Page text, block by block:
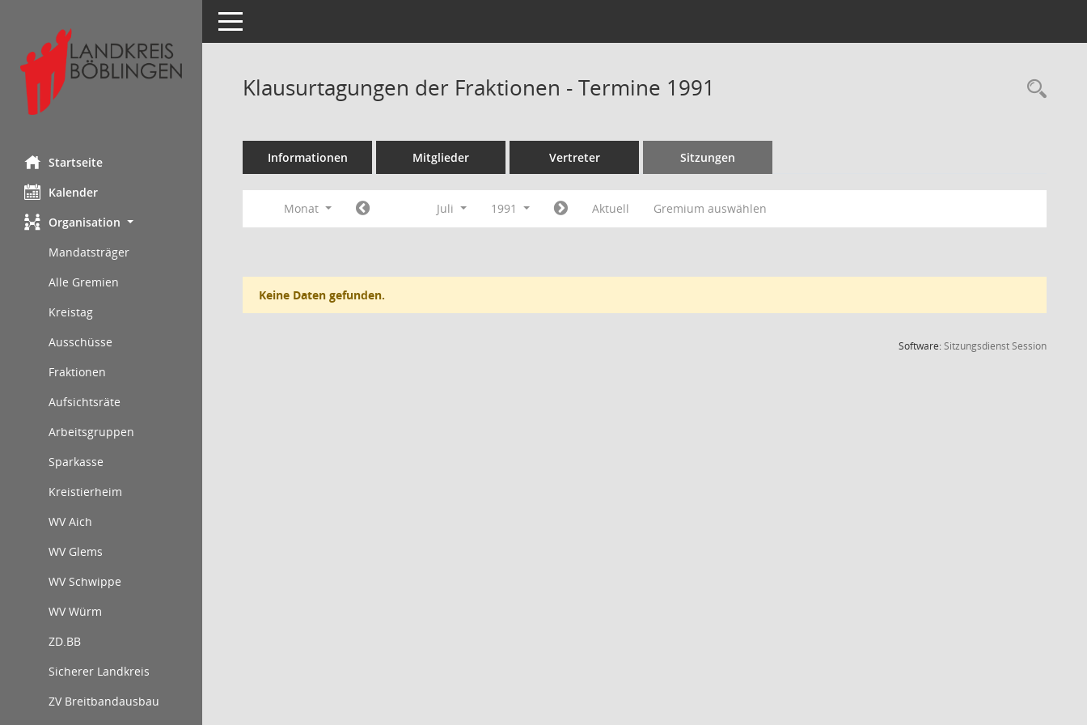
Startseite
Kalender
Organisation
Mandatsträger
Alle Gremien
Kreistag
Ausschüsse
Fraktionen
Aufsichtsräte
Arbeitsgruppen
Sparkasse
Kreistierheim
WV Aich
WV Glems
WV Schwippe
WV Würm
ZD.BB
Sicherer Landkreis
ZV Breitbandausbau
Toggle navigation
Klausurtagungen der Fraktionen - Termine 1991
Informationen Mitglieder Vertreter Sitzungen
Monat Juli 1991 Aktuell Gremium auswählen
Keine Daten gefunden.
Software:SitzungsdienstSession(Wird in